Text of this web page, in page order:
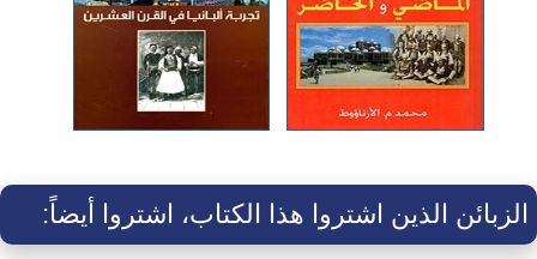
الزبائن الذين اشتروا هذا الكتاب، اشتروا أيضاً: